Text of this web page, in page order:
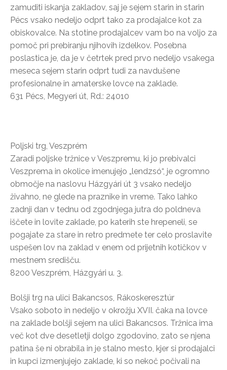
zamuditi iskanja zakladov, saj je sejem starin in starin
Pécs vsako nedeljo odprt tako za prodajalce kot za
obiskovalce. Na stotine prodajalcev vam bo na voljo za
pomoč pri prebiranju njihovih izdelkov. Posebna
poslastica je, da je v četrtek pred prvo nedeljo vsakega
meseca sejem starin odprt tudi za navdušene
profesionalne in amaterske lovce na zaklade.
631 Pécs, Megyeri út, Rd.: 24010
Poljski trg, Veszprém
Zaradi poljske tržnice v Veszpremu, ki jo prebivalci
Veszprema in okolice imenujejo „lendzsó“, je ogromno
območje na naslovu Házgyári út 3 vsako nedeljo
živahno, ne glede na praznike in vreme. Tako lahko
zadnji dan v tednu od zgodnjega jutra do poldneva
iščete in lovite zaklade, po katerih ste hrepeneli, se
pogajate za stare in retro predmete ter celo proslavite
uspešen lov na zaklad v enem od prijetnih kotičkov v
mestnem središču.
8200 Veszprém, Házgyári u. 3.
Bolšji trg na ulici Bakancsos, Rákoskeresztúr
Vsako soboto in nedeljo v okrožju XVII. čaka na lovce
na zaklade bolšji sejem na ulici Bakancsos. Tržnica ima
več kot dve desetletji dolgo zgodovino, zato se njena
patina še ni obrabila in je stalno mesto, kjer si prodajalci
in kupci izmenjujejo zaklade, ki so nekoč počivali na